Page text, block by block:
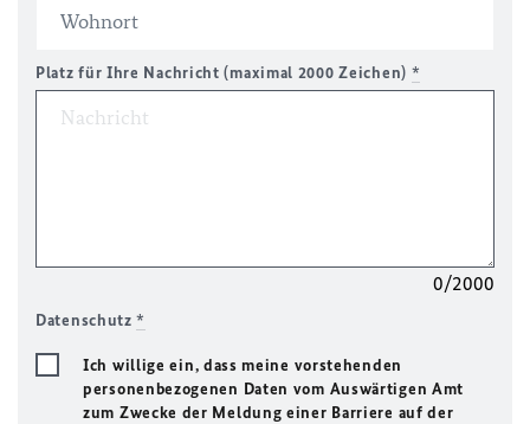
Platz für Ihre Nachricht (maximal 2000 Zeichen) *
0/2000
Datenschutz*
Ich willige ein, dass meine vorstehenden
personenbezogenen Daten vom Auswärtigen Amt
zum Zwecke der Meldung einer Barriere auf der